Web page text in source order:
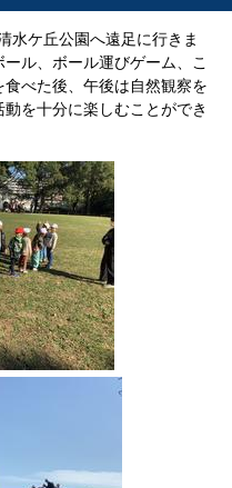
水ケ丘公園へ遠足に行きま
ル、ボール運びゲーム、こ
べた後、午後は自然観察を
を十分に楽しむことができ